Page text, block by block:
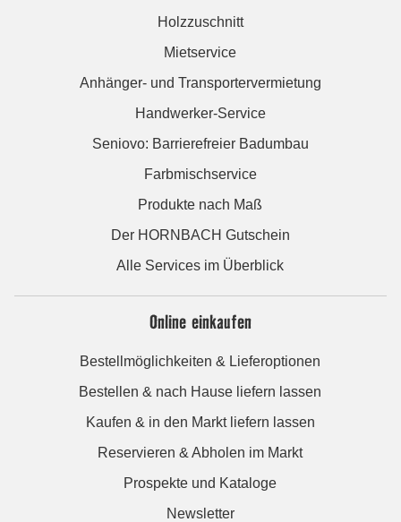
Holzzuschnitt
Mietservice
Anhänger- und Transportervermietung
Handwerker-Service
Seniovo: Barrierefreier Badumbau
Farbmischservice
Produkte nach Maß
Der HORNBACH Gutschein
Alle Services im Überblick
Online einkaufen
Bestellmöglichkeiten & Lieferoptionen
Bestellen & nach Hause liefern lassen
Kaufen & in den Markt liefern lassen
Reservieren & Abholen im Markt
Prospekte und Kataloge
Newsletter